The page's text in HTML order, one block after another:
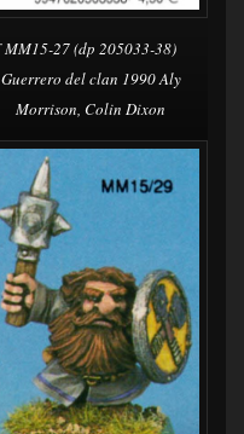
MM15-27 (dp 205033-38)
Guerrero del clan 1990 Aly
Morrison, Colin Dixon